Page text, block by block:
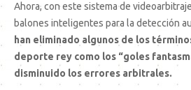
Ahora, con este sistema de
balones inteligentes para la detección
han eliminado algunos de los
deporte rey como los “goles
disminuido los errores arbitrales.